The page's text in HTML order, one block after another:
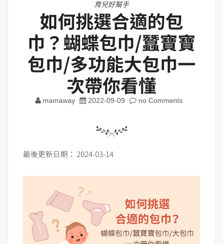
育兒好幫手
如何挑選合適的包
巾？蝴蝶包巾/蠶寶寶
包巾/多功能大包巾一
次帶你看懂
mamaway 2022-09-09 no Comments
最後更新日期： 2024-03-14